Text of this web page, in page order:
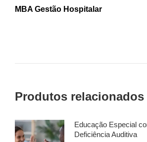
MBA Gestão Hospitalar
Produtos relacionados
Educação Especial
Deficiência Auditiva